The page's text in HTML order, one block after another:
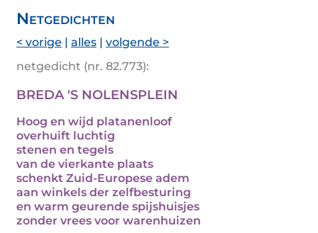
Netgedichten
< vorige | alles | volgende >
netgedicht (nr. 82.773):
BREDA 'S NOLENSPLEIN
Hoog en wijd platanenloof
overhuift luchtig
stenen en tegels
van de vierkante plaats
schenkt Zuid-Europese adem
aan winkels der zelfbesturing
en warm geurende spijshuisjes
zonder vrees voor warenhuizen